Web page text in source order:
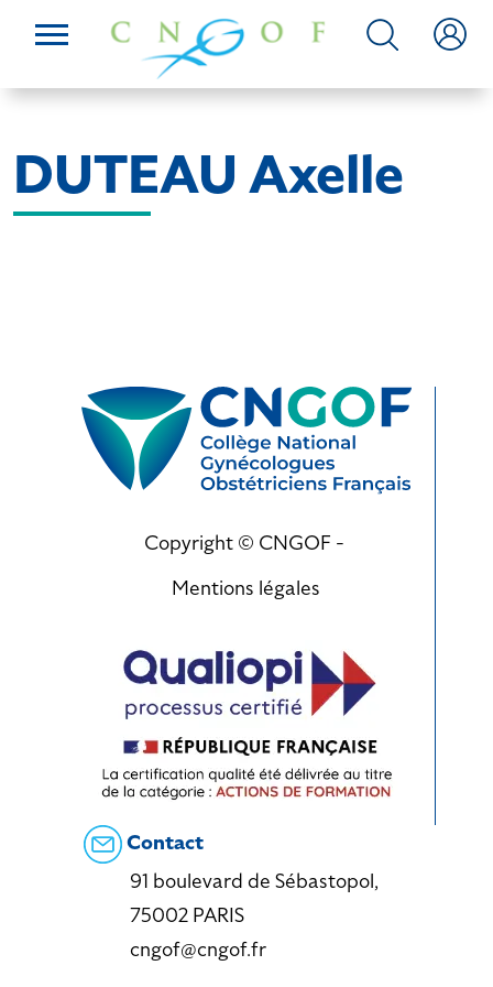
DUTEAU Axelle
Copyright © CNGOF -
Mentions légales
Contact
91 boulevard de Sébastopol,
75002 PARIS
cngof@cngof.fr